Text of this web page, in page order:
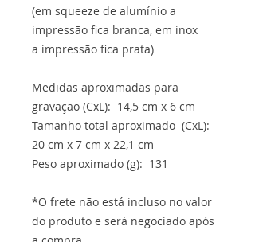
(em squeeze de alumínio a
impressão fica branca, em inox
a impressão fica prata)
Medidas aproximadas para
gravação (CxL): 14,5 cm x 6 cm
Tamanho total aproximado (CxL):
20 cm x 7 cm x 22,1 cm
Peso aproximado (g): 131
*O frete não está incluso no valor
do produto e será negociado após